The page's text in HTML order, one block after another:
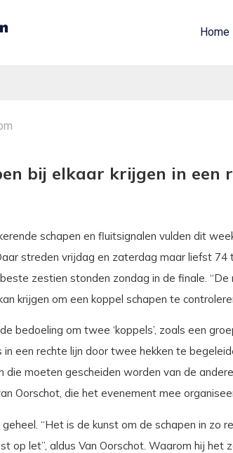
Home
bij elkaar krijgen in een
schapen en fluitsignalen vulden dit
streden vrijdag en zaterdag maar liefst
zestien stonden zondag in de finale.
krijgen om een koppel schapen te
bedoeling om twee ‘koppels’, zoals een
een rechte lijn door twee hekken te
die moeten gescheiden worden van de
Oorschot, die het evenement mee
“Het is de kunst om de schapen in zo
op let”, aldus Van Oorschot. Waarom hij het